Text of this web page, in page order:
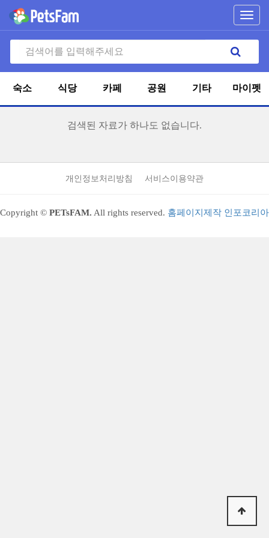
숙소 식당 카페 공원 기타 마이펫
검색된 자료가 하나도 없습니다.
개인정보처리방침 서비스이용약관
Copyright © PETsFAM. All rights reserved. 홈페이지제작 인포코리아